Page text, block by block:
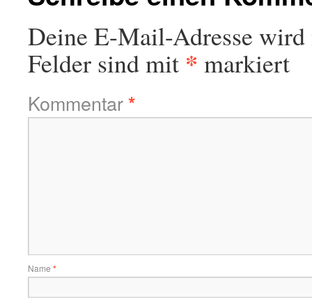
Deine E-Mail-Adresse
Felder sind mit * markiert
Kommentar*
Name *